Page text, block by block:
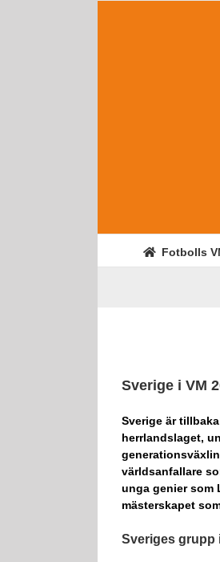
Fotbolls
Sverige i VM
Sverige är
herrlandslaget,
världsanfallare
unga genier som
mästerskapet
Sveriges grupp